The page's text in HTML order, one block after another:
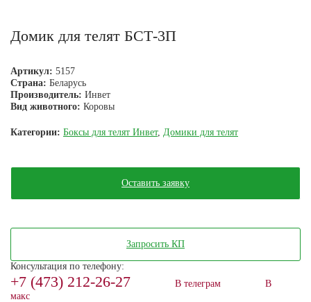
Домик для телят БСТ-3П
Артикул: 5157
Страна: Беларусь
Производитель: Инвет
Вид животного: Коровы
Категории: Боксы для телят Инвет, Домики для телят
Оставить заявку
Запросить КП
Консультация по телефону:
+7 (473) 212-26-27 В телеграм
В
макс